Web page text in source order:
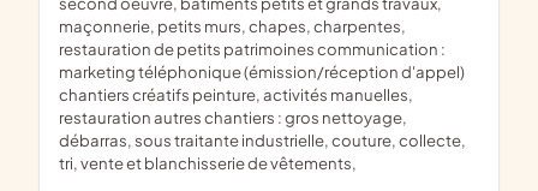
maçonnerie, petits murs, chapes, charpentes,
restauration de petits patrimoines communication :
marketing téléphonique (émission/réception d'appel)
chantiers créatifs peinture, activités manuelles,
restauration autres chantiers : gros nettoyage,
débarras, sous traitante industrielle, couture, collecte,
tri, vente et blanchisserie de vêtements,